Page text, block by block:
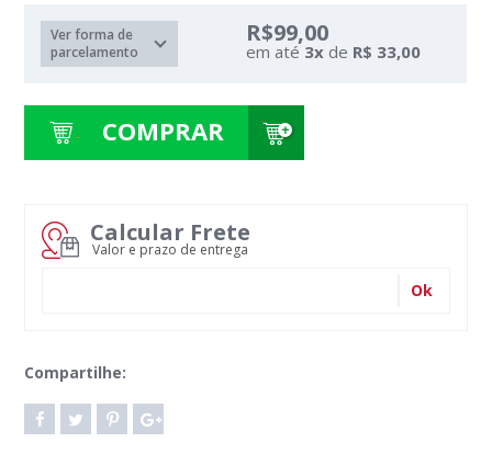
Ver forma de
parcelamento
R$99,00
em até 3xde R$ 33,00
COMPRAR
Calcular Frete
Valor e prazo de entrega
Ok
Compartilhe: